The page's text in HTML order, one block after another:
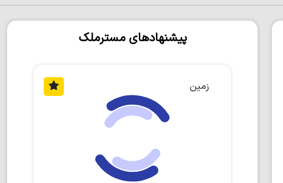
پیشنهادهای مسترملک
زمین